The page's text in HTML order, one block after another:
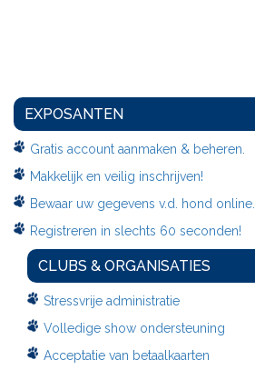
EXPOSANTEN
Gratis account aanmaken & beheren.
Makkelijk en veilig inschrijven!
Bewaar uw gegevens v.d. hond online.
Registreren in slechts 60 seconden!
CLUBS & ORGANISATIES
Stressvrije administratie
Volledige show ondersteuning
Acceptatie van betaalkaarten